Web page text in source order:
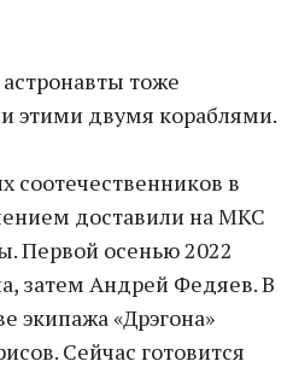
тоже
этими двумя кораблями.
соотечественников в
доставили на МКС
Первой осенью 2022
затем Андрей Федяев. В
экипажа «Дрэгона»
Сейчас готовится